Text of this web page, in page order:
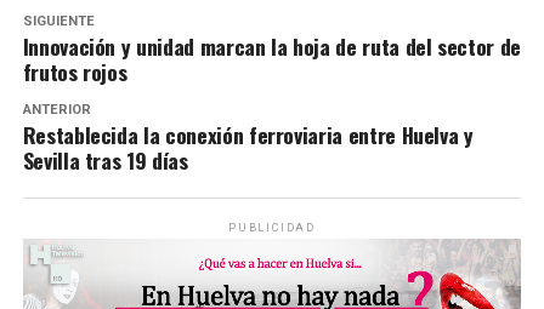
SIGUIENTE
Innovación y unidad marcan la hoja de ruta del sector de
frutos rojos
ANTERIOR
Restablecida la conexión ferroviaria entre Huelva y
Sevilla tras 19 días
PUBLICIDAD